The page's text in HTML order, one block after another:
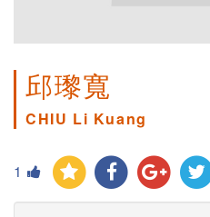
邱瓈寬
CHIU Li Kuang
1